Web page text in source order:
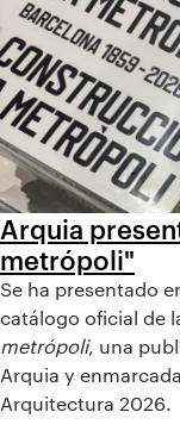
Arquia
metrópoli"
Se ha presentado
catálogo oficial de
metrópoli, una
Arquia y
Arquitectura 2026.